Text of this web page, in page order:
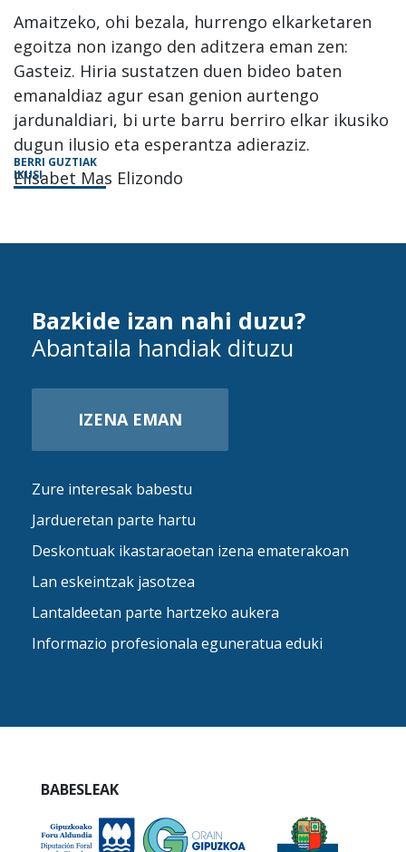
Amaitzeko, ohi bezala, hurrengo elkarketaren
egoitza non izango den aditzera eman zen:
Gasteiz. Hiria sustatzen duen bideo baten
emanaldiaz agur esan genion aurtengo
jardunaldiari, bi urte barru berriro elkar ikusiko
dugun ilusio eta esperantza adieraziz.
Elisabet Mas Elizondo
BERRI GUZTIAK
IKUSI
Bazkide izan nahi duzu?
Abantaila handiak dituzu
IZENA EMAN
Zure interesak babestu
Jardueretan parte hartu
Deskontuak ikastaraoetan izena ematerakoan
Lan eskeintzak jasotzea
Lantaldeetan parte hartzeko aukera
Informazio profesionala eguneratua eduki
BABESLEAK